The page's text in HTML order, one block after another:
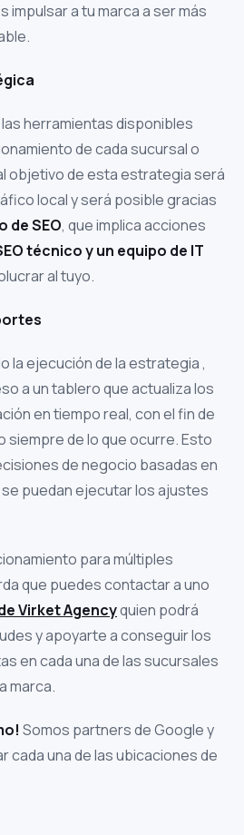
impulsar a tu marca a ser más
herramientas disponibles
de cada sucursal o
objetivo de esta estrategia será
local y será posible gracias
de SEO, que implica acciones
técnico y un equipo de IT
al tuyo.
la ejecución de la estrategia ,
a un tablero que actualiza los
en tiempo real, con el fin de
siempre de lo que ocurre. Esto
de negocio basadas en
puedan ejecutar los ajustes
para múltiples
que puedes contactar a uno
Virket Agencyquien podrá
y apoyarte a conseguir los
en cada una de las sucursales
marca.
Somos partners de Google y
cada una de las ubicaciones de